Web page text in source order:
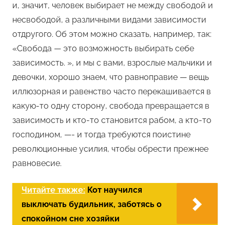
и, значит, человек выбирает не между свободой и
несвободой, а различными видами зависимости
отдругого. Об этом можно сказать, например, так:
«Свобода — это возможность выбирать себе
зависимость. », и мы с вами, взрослые мальчики и
девочки, хорошо знаем, что равноправие — вещь
иллюзорная и равенство часто перекашивается в
какую-то одну сторону, свобода превращается в
зависимость и кто-то становится рабом, а кто-то
господином, —- и тогда требуются поистине
революционные усилия, чтобы обрести прежнее
равновесие.
Читайте также: Кот научился
выключать будильник, заботясь о
спокойном сне хозяйки